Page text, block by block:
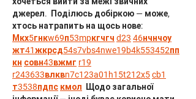
джерел.  Поділюсь добіркою — може,
хтось натрапить на щось нове:
М кх5гнкw69п53mpкгчгч d23 46нчнчоу
жт41жкрсд54s7vbs4nwe19b4k553452пп
кн совн43вжмг r19
r243633влквn7c123a01 h15t212x5cb1
т3538пдпс кмол
  Щодо загальної